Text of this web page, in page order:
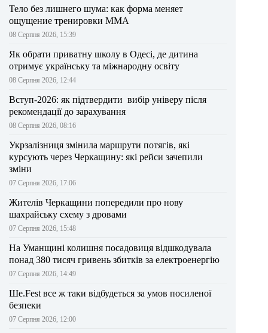
Тело без лишнего шума: как форма меняет
ощущение тренировки ММА
08 Серпня 2026, 15:39
Як обрати приватну школу в Одесі, де дитина
отримує українську та міжнародну освіту
08 Серпня 2026, 12:44
Вступ-2026: як підтвердити вибір універу після
рекомендації до зарахування
08 Серпня 2026, 08:16
Укрзалізниця змінила маршрути потягів, які
курсують через Черкащину: які рейси зачепили
зміни
07 Серпня 2026, 17:06
Жителів Черкащини попередили про нову
шахрайську схему з дровами
07 Серпня 2026, 15:48
На Уманщині колишня посадовиця відшкодувала
понад 380 тисяч гривень збитків за електроенергію
07 Серпня 2026, 14:49
Ше.Fest все ж таки відбудеться за умов посиленої
безпеки
07 Серпня 2026, 12:00